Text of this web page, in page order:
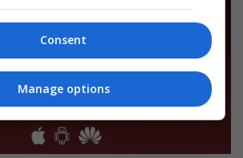
Consent
Manage options